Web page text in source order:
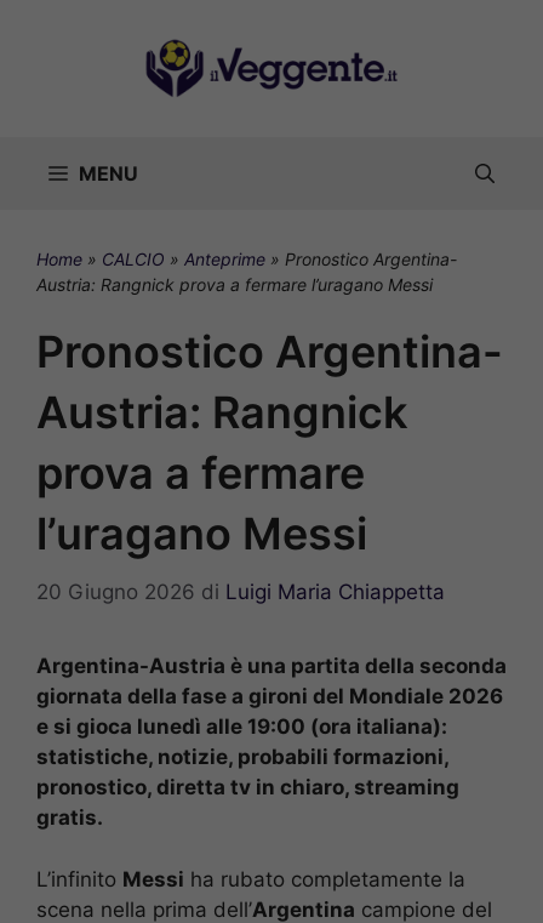
MENU
Home » CALCIO » Anteprime » Pronostico Argentina-
Austria: Rangnick prova a fermare l’uragano Messi
Pronostico Argentina-
Austria: Rangnick
prova a fermare
l’uragano Messi
20 Giugno 2026 di Luigi Maria Chiappetta
Argentina-Austria è una partita della seconda
giornata della fase a gironi del Mondiale 2026
e si gioca lunedì alle 19:00 (ora italiana):
statistiche, notizie, probabili formazioni,
pronostico, diretta tv in chiaro, streaming
gratis.
L’infinito Messi ha rubato completamente la
scena nella prima dell’Argentina campione del